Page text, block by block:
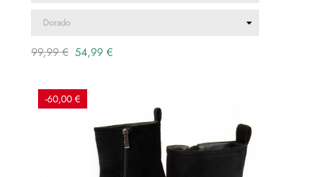
Precio
99,99 € Precio
54,99 €
-60,00 €